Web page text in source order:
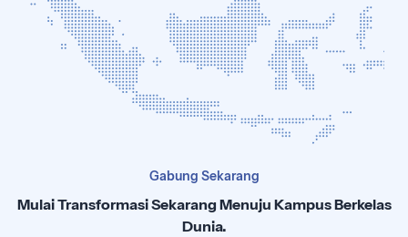
Gabung Sekarang
Mulai Transformasi Sekarang Menuju Kampus Berkelas
Dunia.